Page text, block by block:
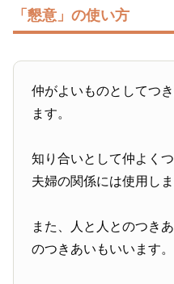
「懇意」の使い方
仲がよいものとしてつ
ます。
知り合いとして仲よく
夫婦の関係には使用しま
また、人と人とのつき
のつきあいもいいます。